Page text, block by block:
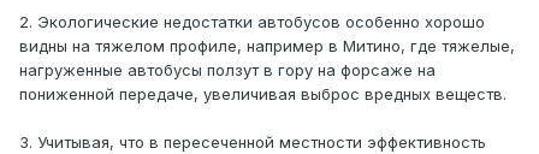
2. Экологические недостатки автобусов особенно хорошо
видны на тяжелом профиле, например в Митино, где тяжелые,
нагруженные автобусы ползут в гору на форсаже на
пониженной передаче, увеличивая выброс вредных веществ.
3. Учитывая, что в пересеченной местности эффективность